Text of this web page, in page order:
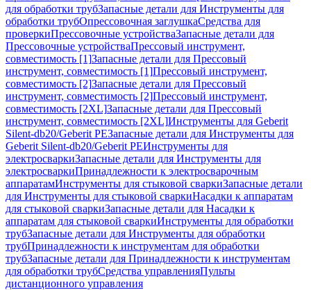
для обработки трубЗапасные детали для Инструменты для
обработки трубОпрессовочная заглушкаСредства для
проверкиПрессовочные устройстваЗапасные детали для
Прессовочные устройстваПрессовый инструмент,
совместимость [1]Запасные детали для Прессовый
инструмент, совместимость [1]Прессовый инструмент,
совместимость [2]Запасные детали для Прессовый
инструмент, совместимость [2]Прессовый инструмент,
совместимость [2XL]Запасные детали для Прессовый
инструмент, совместимость [2XL]Инструменты для Geberit
Silent-db20/Geberit PEЗапасные детали для Инструменты для
Geberit Silent-db20/Geberit PEИнструменты для
электросваркиЗапасные детали для Инструменты для
электросваркиПринадлежности к электросварочным
аппаратамИнструменты для стыковой сваркиЗапасные детали
для Инструменты для стыковой сваркиНасадки к аппаратам
для стыковой сваркиЗапасные детали для Насадки к
аппаратам для стыковой сваркиИнструменты для обработки
трубЗапасные детали для Инструменты для обработки
трубПринадлежности к инструментам для обработки
трубЗапасные детали для Принадлежности к инструментам
для обработки трубСредства управленияПульты
дистанционного управления